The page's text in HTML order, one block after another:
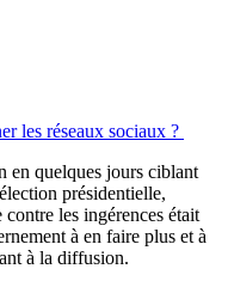
les réseaux sociaux ?
en quelques jours ciblant
présidentielle,
les ingérences était
à en faire plus et à
à la diffusion.